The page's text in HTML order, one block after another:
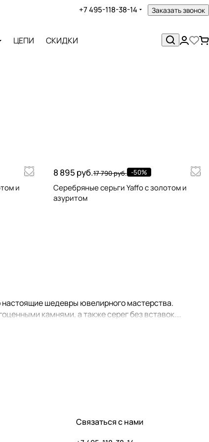
+7 495-118-38-14 Заказать звонок
ЦЕПИ СКИДКИ
и
8 895 руб.17 790 руб. -50%
Серебряные серьги Yaffo с золотом и
азуритом
шедевры ювелирного мастерства.
камнями, а также серег без вставок.
Связаться с нами